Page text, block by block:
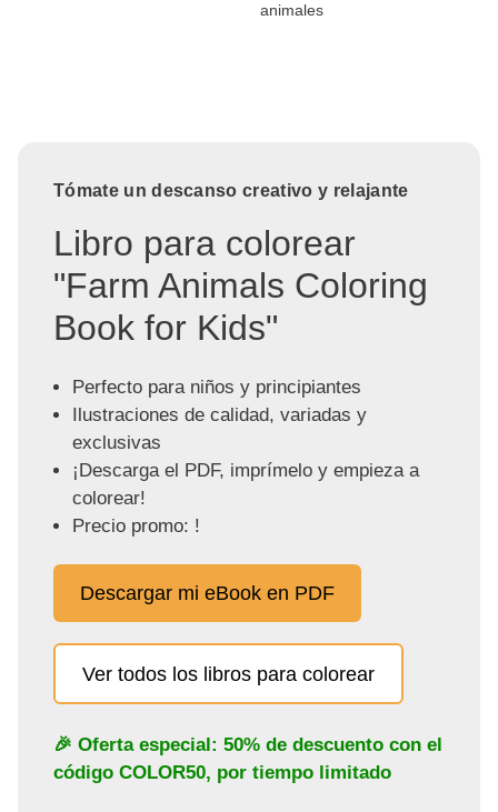
animales
Tómate un descanso creativo y relajante
Libro para colorear
"Farm Animals Coloring
Book for Kids"
Perfecto para niños y principiantes
Ilustraciones de calidad, variadas y
exclusivas
¡Descarga el PDF, imprímelo y empieza a
colorear!
Precio promo: !
Descargar mi eBook en PDF
Ver todos los libros para colorear
🎉 Oferta especial: 50% de descuento con el
código COLOR50, por tiempo limitado